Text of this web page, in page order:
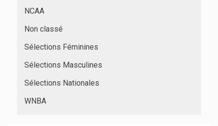
NCAA
Non classé
Sélections Féminines
Sélections Masculines
Sélections Nationales
WNBA